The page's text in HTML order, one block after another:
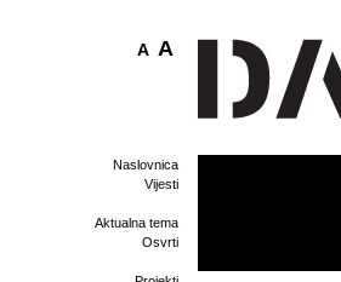
A A
Naslovnica
Vijesti
Aktualna tema
Osvrti